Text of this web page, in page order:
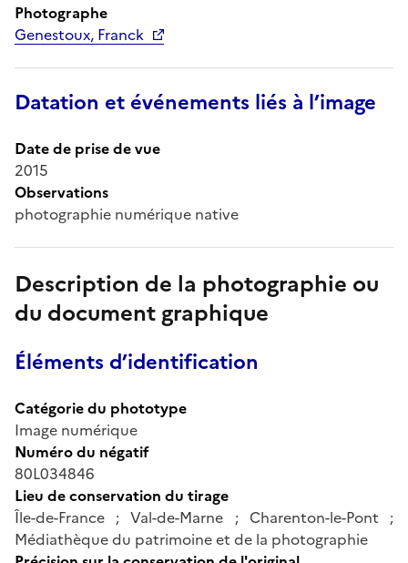
Photographe
Genestoux, Franck
Datation et événements liés à l’image
Date de prise de vue
2015
Observations
photographie numérique native
Description de la photographie ou
du document graphique
Éléments d’identification
Catégorie du phototype
Image numérique
Numéro du négatif
80L034846
Lieu de conservation du tirage
Île-de-France ; Val-de-Marne ; Charenton-le-Pont ;
Médiathèque du patrimoine et de la photographie